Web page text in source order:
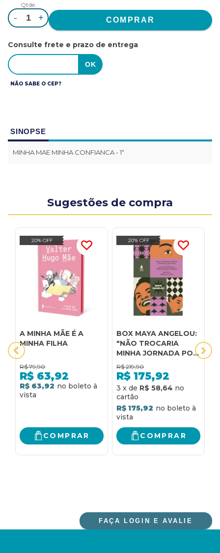
Qtde.
- +
Consulte frete e prazo de entrega
NÃO SABE O CEP?
SINOPSE
MINHA MAE MINHA CONFIANCA - 1ª
Sugestões de compra
20% OFF
A MINHA MÃE É A
MINHA FILHA
R$ 79,90
R$ 63,92
R$ 63,92
COMPRAR
20% OFF
BOX MAYA ANGELOU:
"NÃO TROCARIA
MINHA JORNADA POR
NADA", "ATÉ AS
ESTRELAS PARECEM
SOLITÁRIAS" E
"CARTA A MINHA
FILHA"
R$ 219,90
R$ 175,92
3 x de R$ 58,64
R$ 175,92
COMPRAR
FAÇA LOGIN E AVALIE